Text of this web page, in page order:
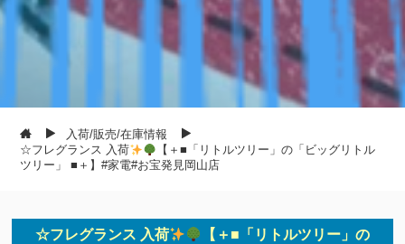
入荷/販売/在庫情報
☆フレグランス 入荷
【＋■「リトルツリー」の「ビッグリトル
ツリー」 ■＋】#家電#お宝発見岡山店
☆フレグランス 入荷
【＋■「リトルツリー」の